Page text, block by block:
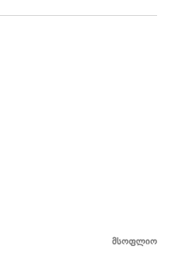
მსოფლიო